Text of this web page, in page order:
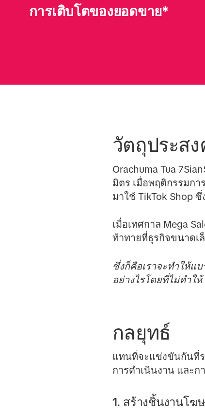
การเติบโตของยอดขาย*
วัตถุประสง
Orachuma Tua
มิตร เมื่อพฤติกรรมก
มาใช้ TikTok Shop
เมื่อเทศกาล Mega
ท้าทายที่ธุรกิจขนาดเ
ซึ่งก็คือเราจะทำให้แ
อย่างไรโดยที่ไม่ทำใ
กลยุทธ์
แทนที่จะแข่งขันกันที่ร
การดำเนินงาน และ
1. สร้างชิ้นงานโ